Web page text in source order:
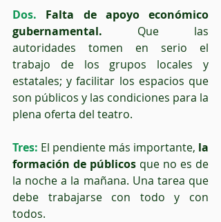
Dos. Falta de apoyo económico
gubernamental. Que las
autoridades tomen en serio el
trabajo de los grupos locales y
estatales; y facilitar los espacios que
son públicos y las condiciones para la
plena oferta del teatro.
Tres: El pendiente más importante, la
formación de públicos que no es de
la noche a la mañana. Una tarea que
debe trabajarse con todo y con
todos.